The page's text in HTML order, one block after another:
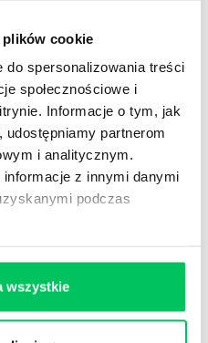
cookie
spersonalizowania treści
społecznościowe i
Informacje o tym, jak
partnerom
i analitycznym.
z innymi danymi
podczas
wszystkie
,HR
know-how, pigułki
się pytania z